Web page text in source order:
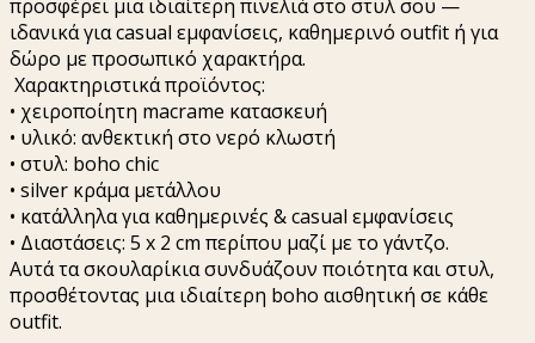
προσφέρει μια ιδιαίτερη πινελιά στο στυλ σου —
ιδανικά για casual εμφανίσεις, καθημερινό outfit ή για
δώρο με προσωπικό χαρακτήρα.
Χαρακτηριστικά προϊόντος:
• χειροποίητη macrame κατασκευή
• υλικό: ανθεκτική στο νερό κλωστή
• στυλ: boho chic
• silver κράμα μετάλλου
• κατάλληλα για καθημερινές & casual εμφανίσεις
• Διαστάσεις: 5 x 2 cm περίπου μαζί με το γάντζο.
Αυτά τα σκουλαρίκια συνδυάζουν ποιότητα και στυλ,
προσθέτοντας μια ιδιαίτερη boho αισθητική σε κάθε
outfit.